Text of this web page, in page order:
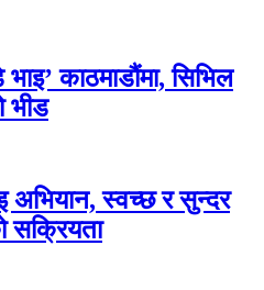
काठमाडौंमा, सिभिल
भीड
अभियान, स्वच्छ र सुन्दर
सक्रियता